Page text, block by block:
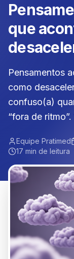
que
Pensamentos
como
confuso(a)
“fora de ritmo”.
Equipe Pratimed
17 min de leitura